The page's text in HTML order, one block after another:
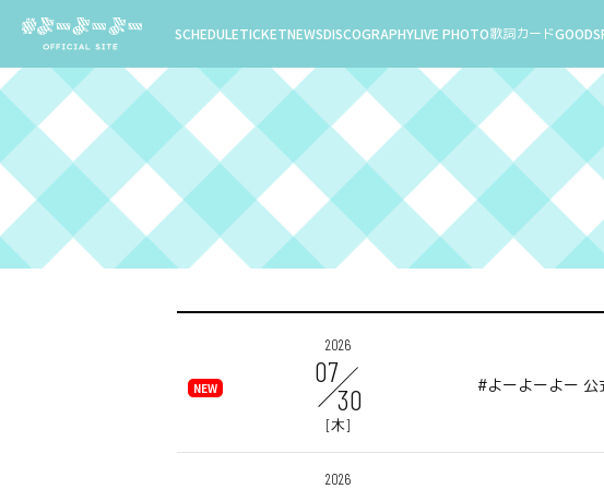
SCHEDULETICKETNEWSDISCOGRAPHYLIVE PHOTO歌詞カードGOODS
2026
07
30
[木]
#よーよーよー 公
2026